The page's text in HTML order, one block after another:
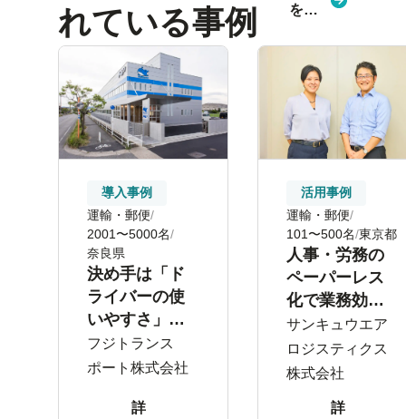
れている事例
を見
導入事例
運輸・郵便
2001〜5000名
奈良県
決め手は「ド
ライバーの使
いやすさ」。
労務工数の半
減を経て
にしたタレン
フジトランス
ポート株式会社
詳
活用事例
運輸・郵便
101〜500名 東京都
人事・労務の
ペーパーレス
化で業務効率
化。従業員の
本音を集め、
従業員満足度
サンキュウエア
ロジスティクス
株式会社
詳